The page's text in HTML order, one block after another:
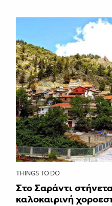
THINGS TO DO
Στο Σαράντι
καλοκαιρινή